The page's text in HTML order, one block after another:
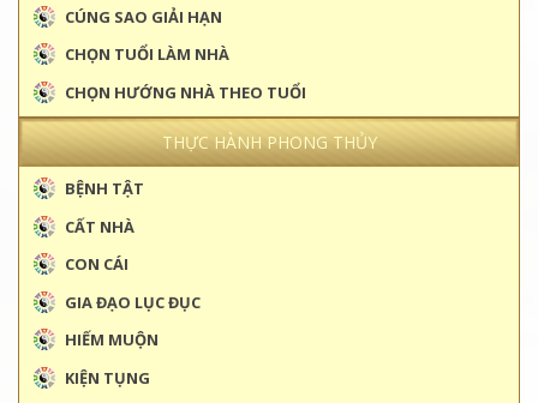
CÚNG SAO GIẢI HẠN
CHỌN TUỔI LÀM NHÀ
CHỌN HƯỚNG NHÀ THEO TUỔI
THỰC HÀNH PHONG THỦY
BỆNH TẬT
CẤT NHÀ
CON CÁI
GIA ĐẠO LỤC ĐỤC
HIẾM MUỘN
KIỆN TỤNG